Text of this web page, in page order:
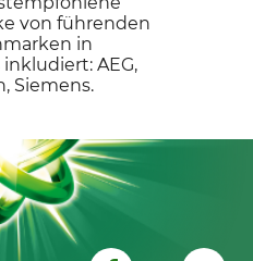
von führenden
in
AEG,
Siemens.